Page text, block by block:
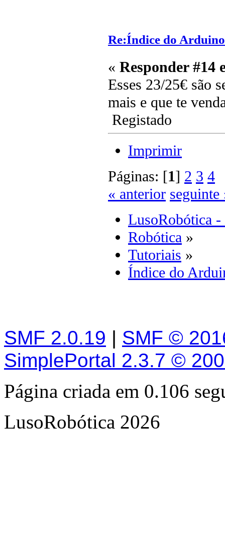
Re:Índice do Arduino
« Responder #14
Esses 23/25€ são
mais e que te
Registado
Imprimir
Páginas: [1] 2 3 4
« anterior seguinte
LusoRobótica -
Robótica »
Tutoriais »
Índice do
SMF 2.0.19 | SMF ©
SimplePortal 2.3.7 ©
Página criada em 0.106
LusoRobótica 2026